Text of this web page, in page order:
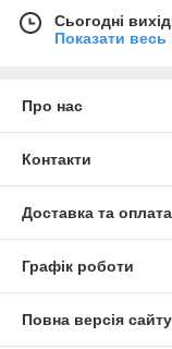
Сьогодні
Показати весь
Про нас
Контакти
Доставка та оплата
Графік роботи
Повна версія сайту